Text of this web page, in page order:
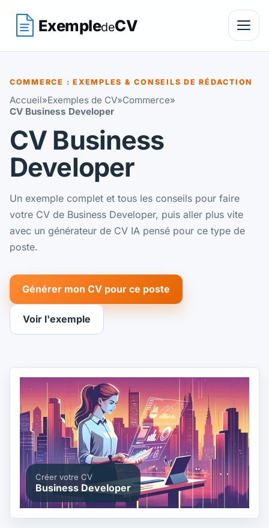
ExempledeCV
COMMERCE : EXEMPLES & CONSEILS DE RÉDACTION
Accueil»Exemples de CV»Commerce»
CV Business Developer
CV Business
Developer
Un exemple complet et tous les conseils pour faire
votre CV de Business Developer, puis aller plus vite
avec un générateur de CV IA pensé pour ce type de
poste.
Générer mon CV pour ce poste
Voir l'exemple
Créer votre CV
Business Developer